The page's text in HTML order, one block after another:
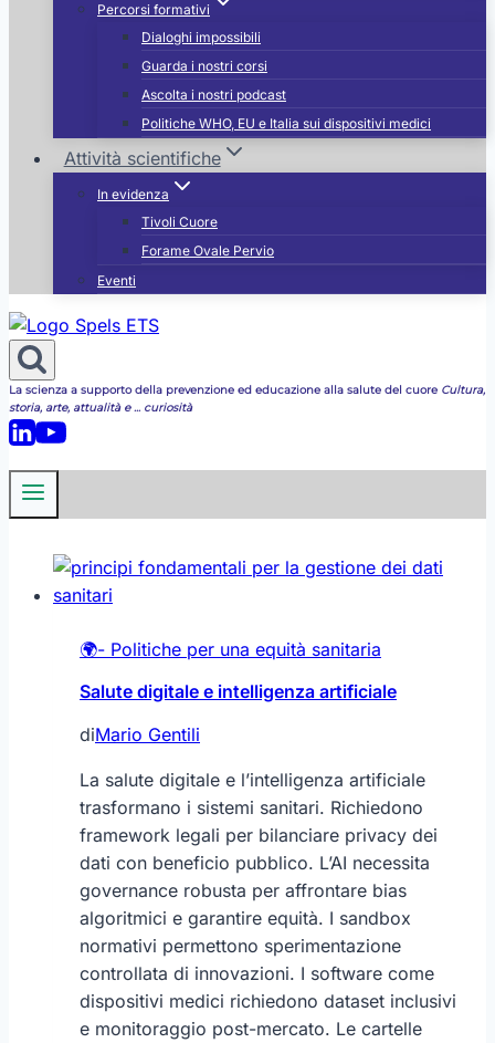
Percorsi formativi
Dialoghi impossibili
Guarda i nostri corsi
Ascolta i nostri podcast
Politiche WHO, EU e Italia sui dispositivi medici
Attività scientifiche
In evidenza
Tivoli Cuore
Forame Ovale Pervio
Eventi
La scienza a supporto della prevenzione ed educazione alla salute del cuore Cultura,
storia, arte, attualità e ... curiosità
🌍- Politiche per una equità sanitaria
Salute digitale e intelligenza artificiale
diMario Gentili
La salute digitale e l’intelligenza artificiale
trasformano i sistemi sanitari. Richiedono
framework legali per bilanciare privacy dei
dati con beneficio pubblico. L’AI necessita
governance robusta per affrontare bias
algoritmici e garantire equità. I sandbox
normativi permettono sperimentazione
controllata di innovazioni. I software come
dispositivi medici richiedono dataset inclusivi
e monitoraggio post-mercato. Le cartelle